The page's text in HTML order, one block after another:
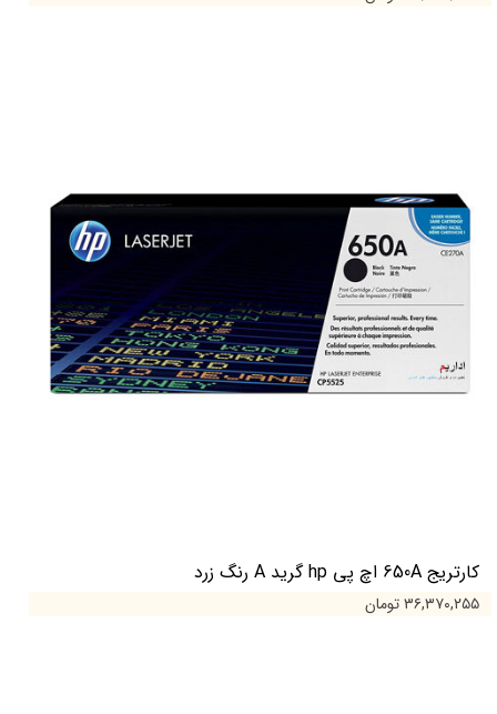
کارتریج 650A اچ پی hp گرید A رنگ زرد
۳۶,۳۷۰,۲۵۵ تومان